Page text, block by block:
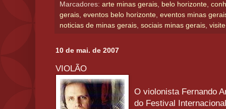
Marcadores: arte minas gerais, belo horizonte,
gerais, eventos belo horizonte, eventos minas
noticias de minas gerais, sociais minas gerais,
10 de mai. de 2007
VIOLÃO
O violonista Fernando
do Festival